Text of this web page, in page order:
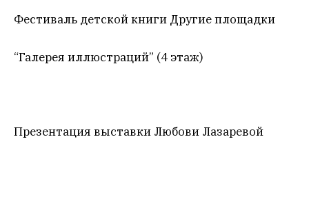
Фестиваль детской книги Другие площадки
“Галерея иллюстраций” (4 этаж)
Презентация выставки Любови Лазаревой